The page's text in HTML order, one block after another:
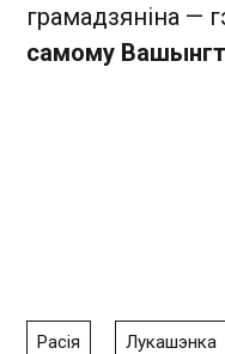
грамадзяніна —
самому
Расія Лукашэнка